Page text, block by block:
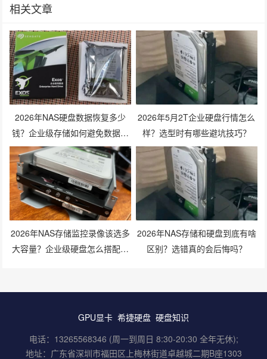
相关文章
2026年NAS硬盘数据恢复多少
钱？企业级存储如何避免数据丢
失风险？
2026年5月2T企业硬盘行情怎么
样？选型时有哪些避坑技巧？
2026年NAS存储监控录像该选多
大容量？企业级硬盘怎么搭配才
2026年NAS存储和硬盘到底有啥
区别？选错真的会后悔吗？
GPU显卡 希捷硬盘 硬盘知识
电话：13265568346 (周一到周日 8:30-20:30 全年无休);
地址：广东省深圳市福田区上梅林街道卓越城二期B座1303